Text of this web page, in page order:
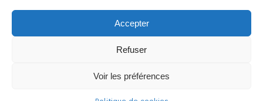
Accepter
Refuser
Voir les préférences
22-23 Novembre 2023
© 2023 - Designed by MY Brand